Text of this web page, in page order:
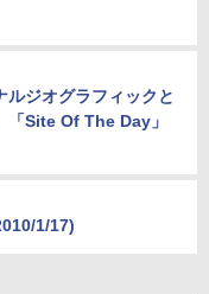
ルジオグラフィックと
「Site Of The Day」
1/17)